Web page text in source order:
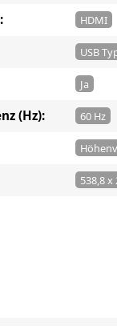
HDMI
USB
Ja
(Hz): 60 Hz
538,8 x